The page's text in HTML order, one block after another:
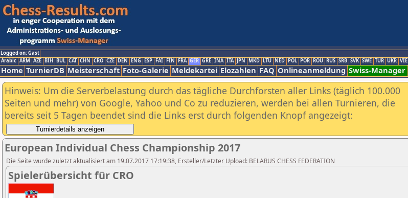
Logged on: Gast
Arabic ARM AZE BIH BUL CAT CHN CRO CZE DEN ENG ESP FAI FIN FRA GER GRE INA ITA JPN MKD LTU NED POL POR ROU RUS SRB SVK SWE TUR UKR VIE
Home TurnierDB Meisterschaft Foto-Galerie Meldekartei Elozahlen FAQ Onlineanmeldung Swiss-Manager
Hinweis: Um die Serverbelastung durch das tägliche Durchforsten aller Links (täglich 100.000
Seiten und mehr) von Google, Yahoo und Co zu reduzieren, werden bei allen Turnieren, die
bereits seit 5 Tagen beendet sind die Links erst durch folgenden Knopf angezeigt:
European Individual Chess Championship 2017
Die Seite wurde zuletzt aktualisiert am 19.07.2017 17:19:38, Ersteller/Letzter Upload: BELARUS CHESS FEDERATION
Spielerübersicht für CRO